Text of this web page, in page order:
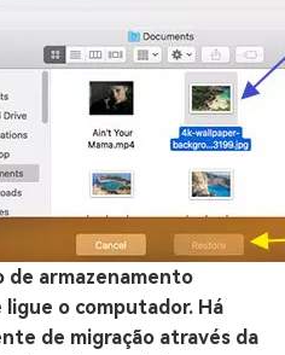
de armazenamento
o computador. Há
de migração através da